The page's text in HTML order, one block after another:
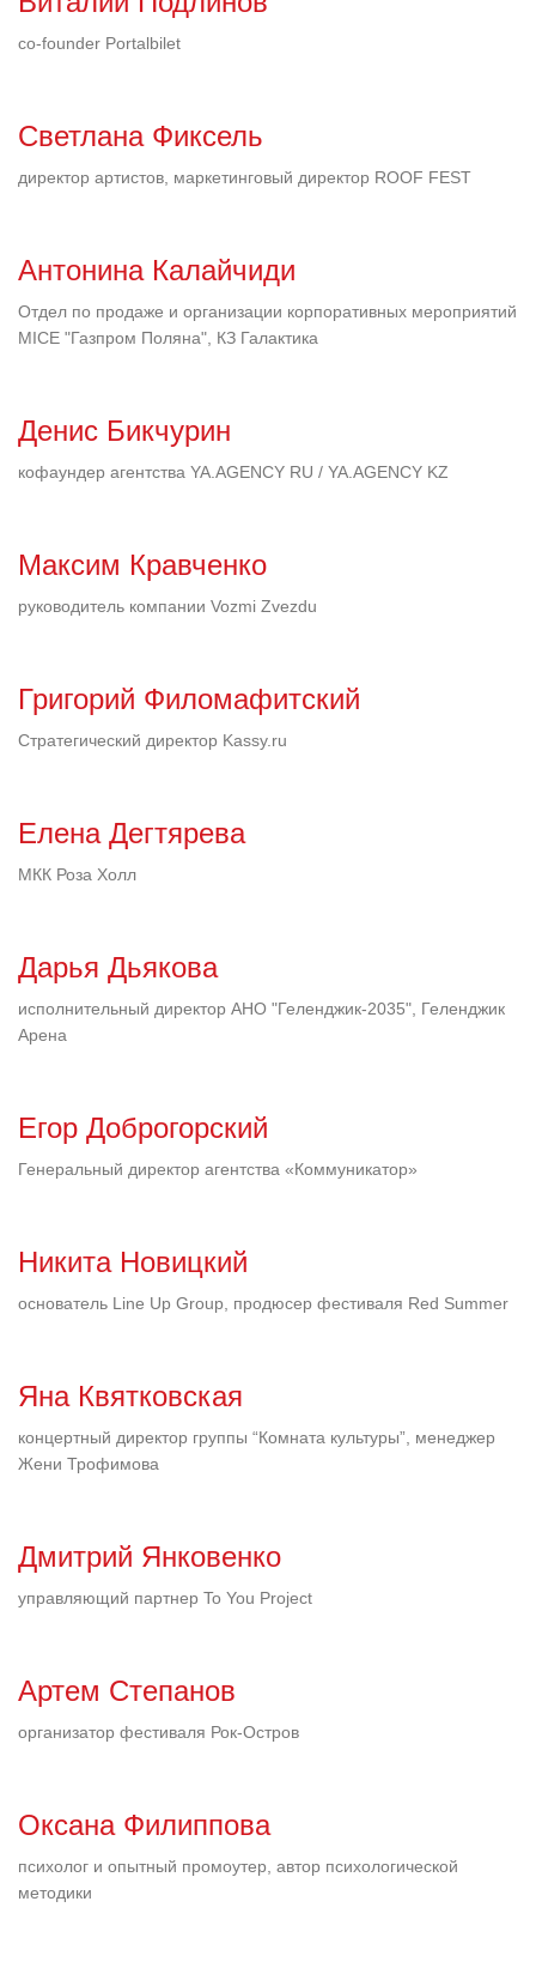
co-founder Portalbilet
Светлана Фиксель
директор артистов, маркетинговый директор ROOF FEST
Антонина Калайчиди
Отдел по продаже и организации корпоративных мероприятий
MICE "Газпром Поляна", КЗ Галактика
Денис Бикчурин
кофаундер агентства YA.AGENCY RU / YA.AGENCY KZ
Максим Кравченко
руководитель компании Vozmi Zvezdu
Григорий Филомафитский
Стратегический директор Kassy.ru
Елена Дегтярева
МКК Роза Холл
Дарья Дьякова
исполнительный директор АНО "Геленджик-2035", Геленджик
Арена
Егор Доброгорский
Генеральный директор агентства «Коммуникатор»
Никита Новицкий
основатель Line Up Group, продюсер фестиваля Red Summer
Яна Квятковская
концертный директор группы “Комната культуры”, менеджер
Жени Трофимова
Дмитрий Янковенко
управляющий партнер To You Project
Артем Степанов
организатор фестиваля Рок-Остров
Оксана Филиппова
психолог и опытный промоутер, автор психологической
методики